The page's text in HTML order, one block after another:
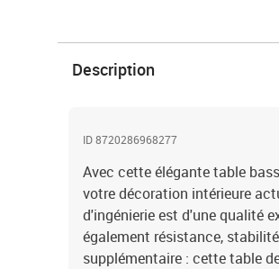
Description
ID 8720286968277
Avec cette élégante table
votre décoration intérieure
d'ingénierie est d'une qualité
également résistance,
supplémentaire : cette table